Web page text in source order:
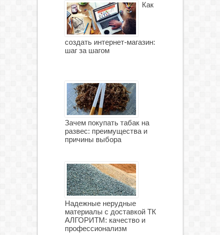
Как
создать интернет-магазин:
шаг за шагом
Зачем покупать табак на
развес: преимущества и
причины выбора
Надежные нерудные
материалы с доставкой ТК
АЛГОРИТМ: качество и
профессионализм